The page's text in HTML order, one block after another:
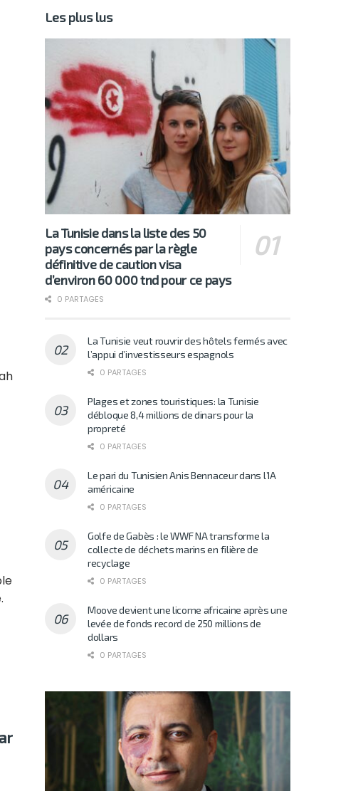
Les plus lus
La Tunisie dans la liste des 50
pays concernés par la règle
définitive de caution visa
d’environ 60 000 tnd pour ce pays
0 PARTAGES
La Tunisie veut rouvrir des hôtels fermés avec
l’appui d’investisseurs espagnols
0 PARTAGES
Plages et zones touristiques: la Tunisie
débloque 8,4 millions de dinars pour la
propreté
0 PARTAGES
Le pari du Tunisien Anis Bennaceur dans l’IA
américaine
0 PARTAGES
Golfe de Gabès : le WWF NA transforme la
collecte de déchets marins en filière de
recyclage
0 PARTAGES
Moove devient une licorne africaine après une
levée de fonds record de 250 millions de
dollars
0 PARTAGES